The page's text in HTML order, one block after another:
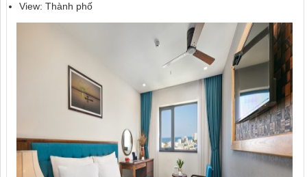
View: Thành phố